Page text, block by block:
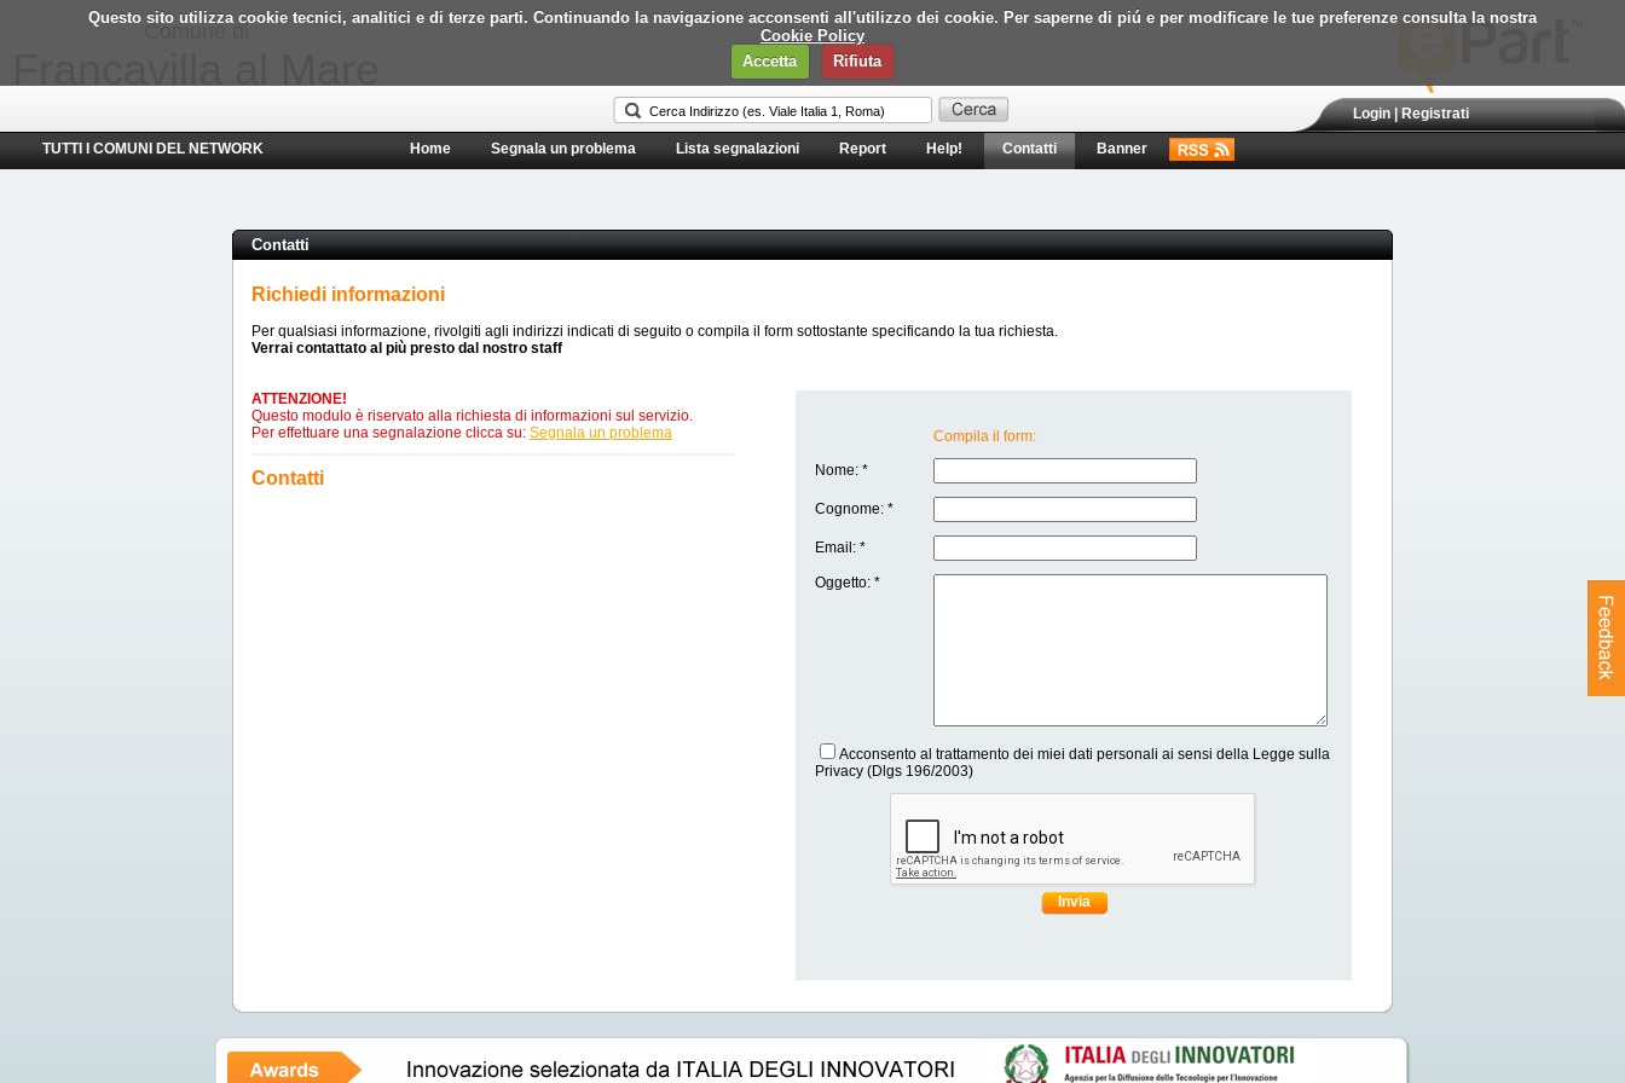
Questo sito utilizza cookie tecnici, analitici e di terze parti. Continuando la navigazione acconsenti all'utilizzo dei cookie. Per saperne di piú e per modificare le tue preferenze consulta la nostra
Cookie Policy
Accetta
Rifiuta
Login|Registrati
TUTTI I COMUNI DEL NETWORK Home Segnala un problema Lista segnalazioni Report Help! Contatti Banner
Contatti
Richiedi informazioni
Per qualsiasi informazione, rivolgiti agli indirizzi indicati di seguito o compila il form sottostante specificando la tua richiesta.
Verrai contattato al più presto dal nostro staff
ATTENZIONE!
Questo modulo è riservato alla richiesta di informazioni sul servizio.
Per effettuare una segnalazione clicca su: Segnala un problema
Contatti
Compila il form:
Nome: *
Cognome: *
Email: *
Oggetto: *
Acconsento al trattamento dei miei dati personali ai sensi della Legge sulla
Privacy (Dlgs 196/2003)
Invia